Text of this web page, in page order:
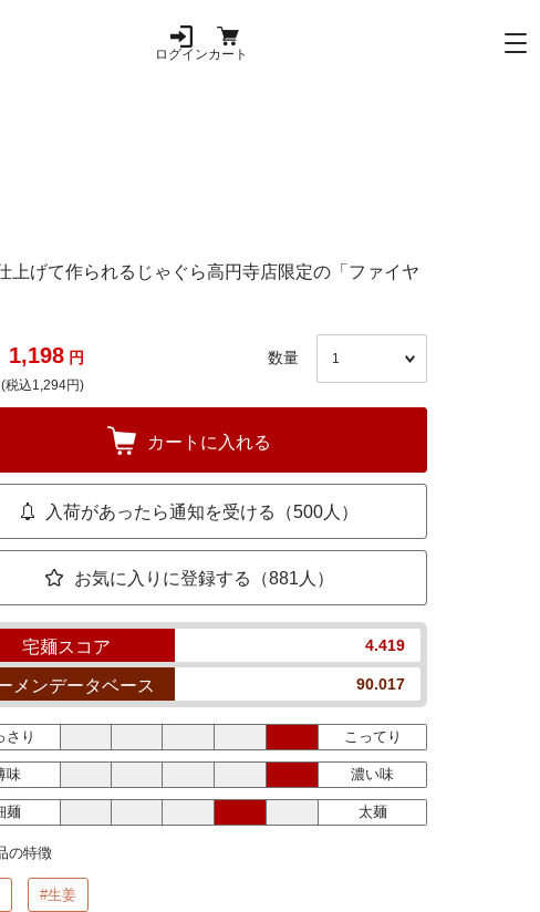
ログインカート
げて作られるじゃぐら高円寺店限定の「ファイヤ
1,198 円
(税込1,294円)
数量
カートに入れる
入荷があったら通知を受ける（500人）
お気に入りに登録する（881人）
宅麺スコア 4.419
メンデータベース 90.017
さり こってり
味 濃い味
麺 太麺
の特徴
#生姜